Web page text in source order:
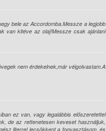
bele az Accordomba.Messze a legjobb
van kitéve az olaj!Messze csak ajánlani
nem érdekelnek,már véigolvastam.A
ez van, vagy legalábbis előszeretettel
de az rettenetesen keveset használjuk,
literrel lecsökkent a fogyasztásom, és